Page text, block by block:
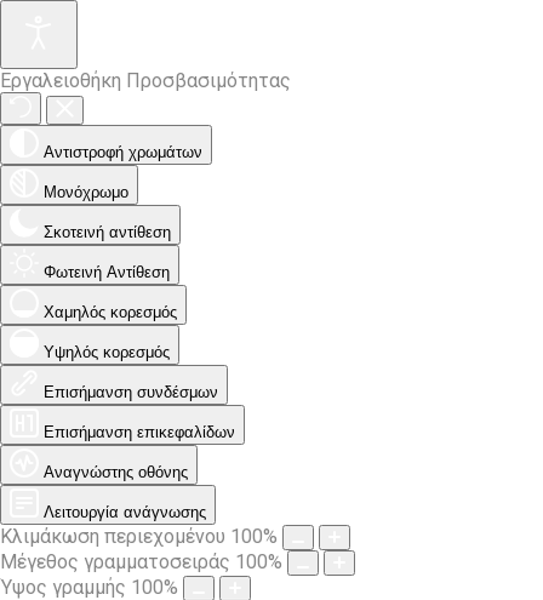
Εργαλειοθήκη Προσβασιμότητας
Αντιστροφή χρωμάτων
Μονόχρωμο
Σκοτεινή αντίθεση
Φωτεινή Αντίθεση
Χαμηλός κορεσμός
Υψηλός κορεσμός
Επισήμανση συνδέσμων
Επισήμανση επικεφαλίδων
Αναγνώστης οθόνης
Λειτουργία ανάγνωσης
Κλιμάκωση περιεχομένου 100%
Μέγεθος γραμματοσειράς 100%
Ύψος γραμμής 100%